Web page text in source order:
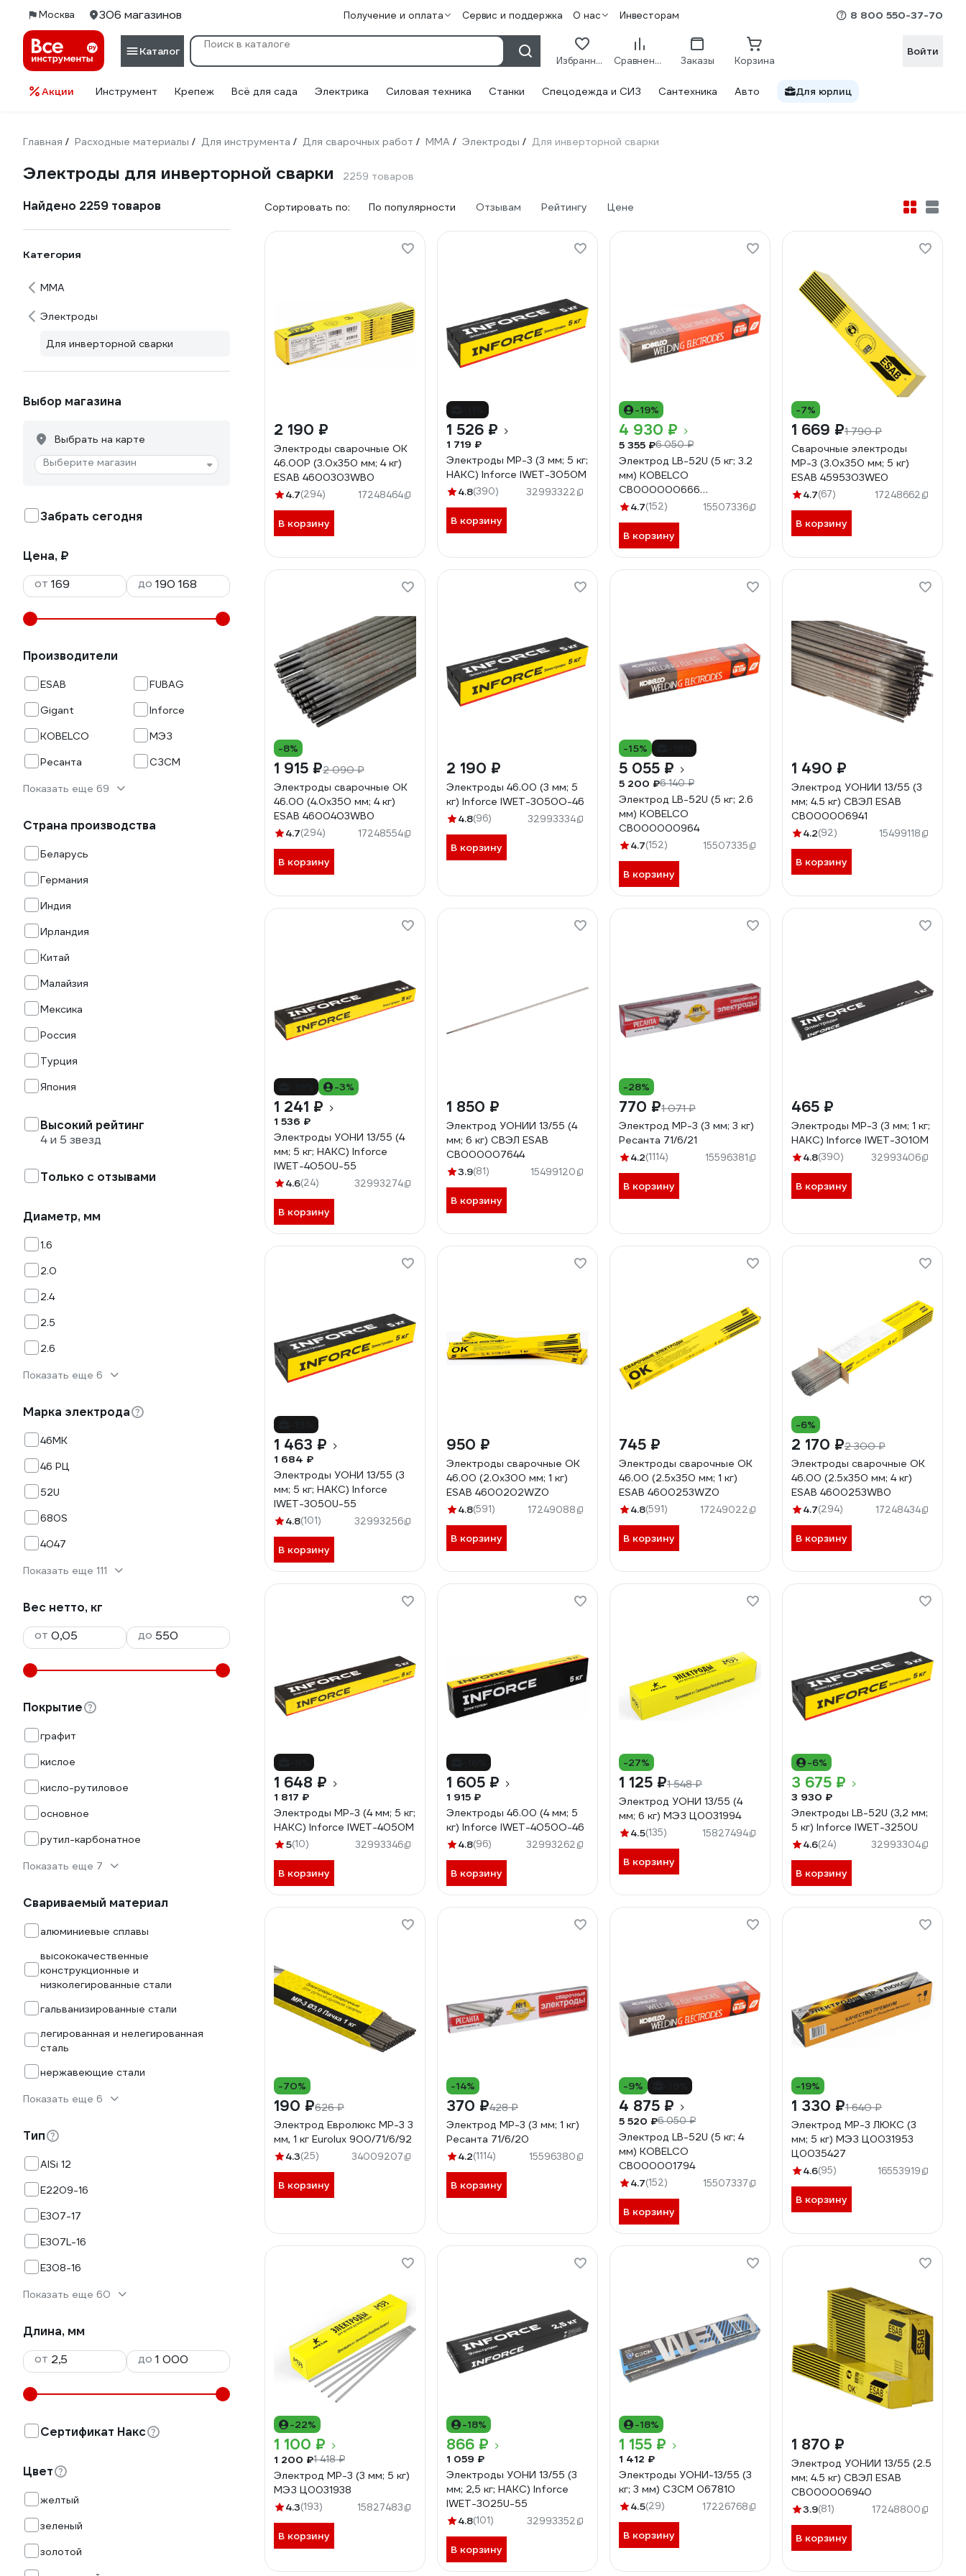
Москва 306 магазинов Получение и оплата Сервис и поддержка О нас Инвесторам 8 800 550-37-70
Каталог
Избранное Сравнение Заказы Корзина
Войти
Акции Инструмент Крепеж Всё для сада Электрика Силовая техника Станки Спецодежда и СИЗ Сантехника Авто Для юрлиц
Главная / Расходные материалы / Для инструмента / Для сварочных работ / ММА / Электроды / Для инверторной сварки
Электроды для инверторной сварки 2259 товаров
Найдено 2259 товаров
Категория
ММА
Электроды
Для инверторной сварки
Выбор магазина
Выбрать на карте
Выберите магазин
Забрать сегодня
Цена, ₽
от
до
Производители
ESAB
FUBAG
Gigant
Inforce
KOBELCO
МЭЗ
Ресанта
СЗСМ
Показать еще 69
Страна производства
Беларусь
Германия
Индия
Ирландия
Китай
Малайзия
Мексика
Россия
Турция
Япония
Высокий рейтинг
4 и 5 звезд
Только с отзывами
Диаметр, мм
1.6
2.0
2.4
2.5
2.6
Показать еще 6
Марка электрода
46МК
46 РЦ
52U
680S
4047
Показать еще 111
Вес нетто, кг
от
до
Покрытие
графит
кислое
кисло-рутиловое
основное
рутил-карбонатное
Показать еще 7
Свариваемый материал
алюминиевые сплавы
высококачественные
конструкционные и
низколегированные стали
гальванизированные стали
легированная и нелегированная
сталь
нержавеющие стали
Показать еще 6
Тип
AlSi 12
E2209-16
E307-17
E307L-16
E308-16
Показать еще 60
Длина, мм
от
до
Сертификат Накс
Цвет
желтый
зеленый
золотой
Сортировать по: По популярности Отзывам Рейтингу Цене
2 190 ₽
Электроды сварочные OK
46.00P (3.0х350 мм; 4 кг)
ESAB 4600303WB0
4.7(294) 17248464
В корзину
1 526 ₽
1 719 ₽
Электроды МР-3 (3 мм; 5 кг;
НАКС) Inforce IWET-3050M
4.8(390) 32993322
В корзину
-19%
4 930 ₽
5 355 ₽6 050 ₽
Электрод LB-52U (5 кг; 3.2
мм) KOBELCO
СВ000000666
СВО00000666
4.7(152) 15507336
В корзину
-7%
1 669 ₽1 790 ₽
Сварочные электроды
МР-3 (3.0x350 мм; 5 кг)
ESAB 4595303WE0
4.7(67) 17248662
В корзину
-8%
1 915 ₽2 090 ₽
Электроды сварочные OK
46.00 (4.0х350 мм; 4 кг)
ESAB 4600403WB0
4.7(294) 17248554
В корзину
2 190 ₽
Электроды 46.00 (3 мм; 5
кг) Inforce IWET-3050O-46
4.8(96) 32993334
В корзину
-15%
5 055 ₽
5 200 ₽6 140 ₽
Электрод LB-52U (5 кг; 2.6
мм) KOBELCO
СВ000000964
4.7(152) 15507335
В корзину
1 490 ₽
Электрод УОНИИ 13/55 (3
мм; 4.5 кг) СВЭЛ ESAB
СВ000006941
4.2(92) 15499118
В корзину
-3%
1 241 ₽
1 536 ₽
Электроды УОНИ 13/55 (4
мм; 5 кг; НАКС) Inforce
IWET-4050U-55
4.6(24) 32993274
В корзину
1 850 ₽
Электрод УОНИИ 13/55 (4
мм; 6 кг) СВЭЛ ESAB
СВ000007644
3.9(81) 15499120
В корзину
-28%
770 ₽1 071 ₽
Электрод МР-3 (3 мм; 3 кг)
Ресанта 71/6/21
4.2(1114) 15596381
В корзину
465 ₽
Электроды МР-3 (3 мм; 1 кг;
НАКС) Inforce IWET-3010M
4.8(390) 32993406
В корзину
1 463 ₽
1 684 ₽
Электроды УОНИ 13/55 (3
мм; 5 кг; НАКС) Inforce
IWET-3050U-55
4.8(101) 32993256
В корзину
950 ₽
Электроды сварочные OK
46.00 (2.0х300 мм; 1 кг)
ESAB 4600202WZ0
4.8(591) 17249088
В корзину
745 ₽
Электроды сварочные OK
46.00 (2.5х350 мм; 1 кг)
ESAB 4600253WZ0
4.8(591) 17249022
В корзину
-6%
2 170 ₽2 300 ₽
Электроды сварочные OK
46.00 (2.5х350 мм; 4 кг)
ESAB 4600253WB0
4.7(294) 17248434
В корзину
1 648 ₽
1 817 ₽
Электроды МР-3 (4 мм; 5 кг;
НАКС) Inforce IWET-4050M
5(10) 32993346
В корзину
1 605 ₽
1 915 ₽
Электроды 46.00 (4 мм; 5
кг) Inforce IWET-4050O-46
4.8(96) 32993262
В корзину
-27%
1 125 ₽1 548 ₽
Электрод УОНИ 13/55 (4
мм; 6 кг) МЭЗ Ц0031994
4.5(135) 15827494
В корзину
-6%
3 675 ₽
3 930 ₽
Электроды LB-52U (3,2 мм;
5 кг) Inforce IWET-3250U
4.6(24) 32993304
В корзину
-70%
190 ₽626 ₽
Электрод Евролюкс МР-3 3
мм, 1 кг Eurolux 900/71/6/92
4.3(25) 34009207
В корзину
-14%
370 ₽428 ₽
Электрод МР-3 (3 мм; 1 кг)
Ресанта 71/6/20
4.2(1114) 15596380
В корзину
-9%
4 875 ₽
5 520 ₽6 050 ₽
Электрод LB-52U (5 кг; 4
мм) KOBELCO
СВ000001794
4.7(152) 15507337
В корзину
-19%
1 330 ₽1 640 ₽
Электрод МР-3 ЛЮКС (3
мм; 5 кг) МЭЗ Ц0031953
Ц0035427
4.6(95) 16553919
В корзину
-22%
1 100 ₽
1 200 ₽1 418 ₽
Электрод МР-3 (3 мм; 5 кг)
МЭЗ Ц0031938
4.3(193) 15827483
В корзину
-18%
866 ₽
1 059 ₽
Электроды УОНИ 13/55 (3
мм; 2,5 кг; НАКС) Inforce
IWET-3025U-55
4.8(101) 32993352
В корзину
-18%
1 155 ₽
1 412 ₽
Электроды УОНИ-13/55 (3
кг; 3 мм) СЗСМ 067810
4.5(29) 17226768
В корзину
1 870 ₽
Электрод УОНИИ 13/55 (2.5
мм; 4.5 кг) СВЭЛ ESAB
СВ000006940
3.9(81) 17248800
В корзину